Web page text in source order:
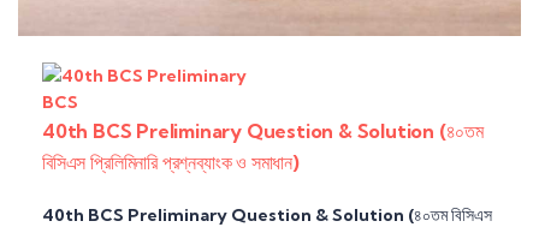
BCS
40th BCS Preliminary Question & Solution (৪০তম
বিসিএস প্রিলিমিনারি প্রশ্নব্যাংক ও সমাধান)
40th BCS Preliminary Question & Solution (৪০তম বিসিএস